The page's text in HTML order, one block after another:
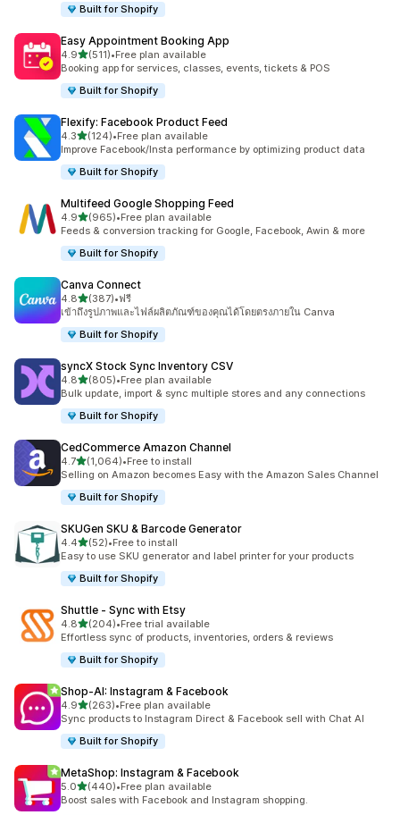
Built for Shopify
Easy Appointment Booking App
4.9เต็ม 5 ดาว
(511)
ทั้งหมด 511 รีวิว
•Free plan available
Booking app for services, classes, events, tickets & POS
Built for Shopify
Flexify: Facebook Product Feed
4.3เต็ม 5 ดาว
(124)
ทั้งหมด 124 รีวิว
•Free plan available
Improve Facebook/Insta performance by optimizing product data
Built for Shopify
Multifeed Google Shopping Feed
4.9เต็ม 5 ดาว
(965)
ทั้งหมด 965 รีวิว
•Free plan available
Feeds & conversion tracking for Google, Facebook, Awin & more
Built for Shopify
Canva Connect
4.8เต็ม 5 ดาว
(387)
ทั้งหมด 387 รีวิว
•ฟรี
เข้าถึงรูปภาพและไฟล์ผลิตภัณฑ์ของคุณได้โดยตรงภายใน Canva
Built for Shopify
syncX Stock Sync Inventory CSV
4.8เต็ม 5 ดาว
(805)
ทั้งหมด 805 รีวิว
•Free plan available
Bulk update, import & sync multiple stores and any connections
Built for Shopify
CedCommerce Amazon Channel
4.7เต็ม 5 ดาว
(1,064)
ทั้งหมด 1064 รีวิว
•Free to install
Selling on Amazon becomes Easy with the Amazon Sales Channel
Built for Shopify
SKUGen SKU & Barcode Generator
4.4เต็ม 5 ดาว
(52)
ทั้งหมด 52 รีวิว
•Free to install
Easy to use SKU generator and label printer for your products
Built for Shopify
Shuttle ‑ Sync with Etsy
4.8เต็ม 5 ดาว
(204)
ทั้งหมด 204 รีวิว
•Free trial available
Effortless sync of products, inventories, orders & reviews
Built for Shopify
Shop‑AI: Instagram & Facebook
4.9เต็ม 5 ดาว
(263)
ทั้งหมด 263 รีวิว
•Free plan available
Sync products to Instagram Direct & Facebook sell with Chat AI
Built for Shopify
MetaShop: Instagram & Facebook
5.0เต็ม 5 ดาว
(440)
ทั้งหมด 440 รีวิว
•Free plan available
Boost sales with Facebook and Instagram shopping.